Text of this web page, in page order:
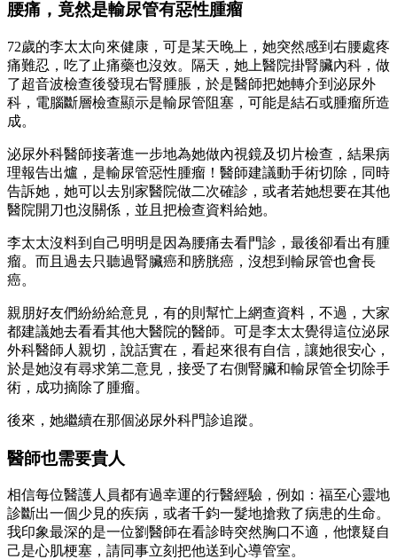
腰痛，竟然是輸尿管有惡性腫瘤
72歲的李太太向來健康，可是某天晚上，她突然感到右腰處疼
痛難忍，吃了止痛藥也沒效。隔天，她上醫院掛腎臟內科，做
了超音波檢查後發現右腎腫脹，於是醫師把她轉介到泌尿外
科，電腦斷層檢查顯示是輸尿管阻塞，可能是結石或腫瘤所造
成。
泌尿外科醫師接著進一步地為她做內視鏡及切片檢查，結果病
理報告出爐，是輸尿管惡性腫瘤！醫師建議動手術切除，同時
告訴她，她可以去別家醫院做二次確診，或者若她想要在其他
醫院開刀也沒關係，並且把檢查資料給她。
李太太沒料到自己明明是因為腰痛去看門診，最後卻看出有腫
瘤。而且過去只聽過腎臟癌和膀胱癌，沒想到輸尿管也會長
癌。
親朋好友們紛紛給意見，有的則幫忙上網查資料，不過，大家
都建議她去看看其他大醫院的醫師。可是李太太覺得這位泌尿
外科醫師人親切，說話實在，看起來很有自信，讓她很安心，
於是她沒有尋求第二意見，接受了右側腎臟和輸尿管全切除手
術，成功摘除了腫瘤。
後來，她繼續在那個泌尿外科門診追蹤。
醫師也需要貴人
相信每位醫護人員都有過幸運的行醫經驗，例如：福至心靈地
診斷出一個少見的疾病，或者千鈞一髮地搶救了病患的生命。
我印象最深的是一位劉醫師在看診時突然胸口不適，他懷疑自
己是心肌梗塞，請同事立刻把他送到心導管室。